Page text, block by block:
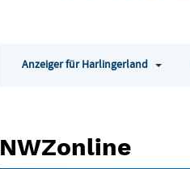
Anzeiger für Harlingerland
NWZonline
NWZonline